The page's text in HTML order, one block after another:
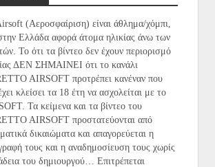
(Αεροσφαίριση) είναι άθλημα/χόμπι,
Ελλάδα αφορά άτομα ηλικίας άνω των
Το ότι τα βίντεο δεν έχουν περιορισμό
ΔΕΝ ΣΗΜΑΙΝΕΙ ότι το κανάλι
AIRSOFT προτρέπει κανέναν που
κλείσει τα 18 έτη να ασχολείται με το
Τα κείμενα και τα βίντεο του
AIRSOFT προστατεύονται από
δικαιώματα και απαγορεύεται η
τους και η αναδημοσίευση τους χωρίς
του δημιουργού… Επιτρέπεται